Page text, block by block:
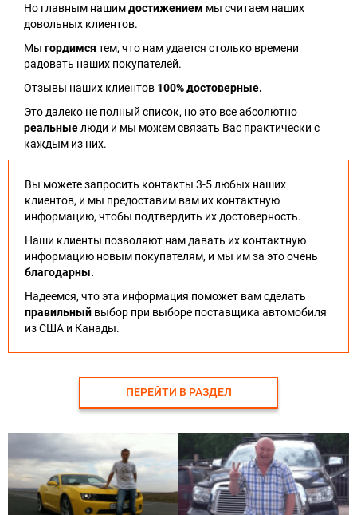
Но главным нашимдостижением мы считаем наших
довольных клиентов.
Мы гордимся тем, что нам удается столько времени
радовать наших покупателей.
Отзывы наших клиентов 100% достоверные.
Это далеко не полный список, но это все абсолютно
реальныелюди и мы можем связать Вас практически с
каждым из них.
Вы можете запросить контакты 3-5 любых наших
клиентов, и мы предоставим вам их контактную
информацию, чтобы подтвердить их достоверность.
Наши клиенты позволяют нам давать их контактную
информацию новым покупателям, и мы им за это очень
благодарны.
Надеемся, что эта информация поможет вам сделать
правильный выбор при выборе поставщика автомобиля
из США и Канады.
ПЕРЕЙТИ В РАЗДЕЛ